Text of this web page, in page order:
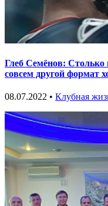
Глеб Семёнов: Столько
совсем другой формат
08.07.2022 • Клубная